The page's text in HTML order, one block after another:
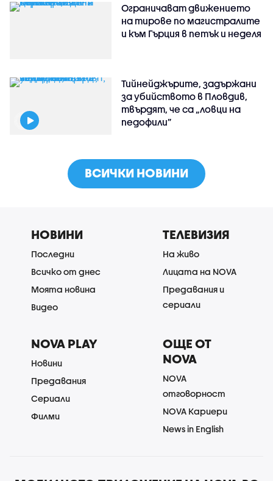
Ограничават движението
на тирове по магистралите
и към Гърция в петък и неделя
Тийнейджърите, задържани
за убийството в Пловдив,
твърдят, че са „ловци на
педофили”
ВСИЧКИ НОВИНИ
НОВИНИ
Последни
Всичко от днес
Моята новина
Видео
ТЕЛЕВИЗИЯ
На живо
Лицата на NOVA
Предавания и
сериали
NOVA PLAY
Новини
Предавания
Сериали
Филми
ОЩЕ ОТ
NOVA
NOVA
отговорност
NOVA Кариери
News in English